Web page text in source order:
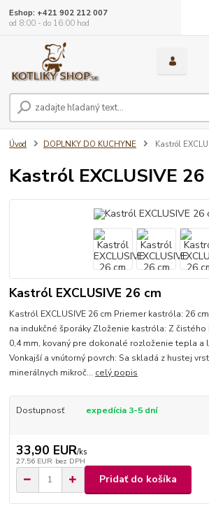
Eshop: +421 902 212 007
od 8:00 - do 16:00 hod
Úvod DOPLNKY DO KUCHYNE Kastról
Kastról EXCLUSIVE 26
Kastról EXCLUSIVE 26 cm
Kastról EXCLUSIVE 26 cm Priemer kastróla: 26
na indukčné šporáky Zloženie kastróla: Z čistého
0,4 mm, kovaný pre dokonalé rozloženie tepla a
Vonkajší a vnútorný povrch: Sa skladá z hustej
minerálnych mikroč... celý popis
Dostupnosť expedícia 3-5 dní
33,90 EUR/ks
27,56 EUR bez DPH
Pridať do košíka